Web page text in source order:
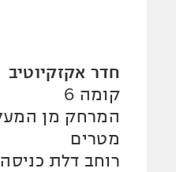
חדר אקזקיוטיב
קומה 6
מטרים
רוחב דלת כניסה 82 ס"מ